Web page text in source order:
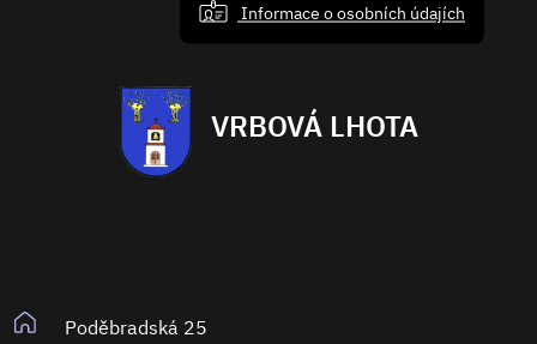
Informace o osobních údajích
VRBOVÁ LHOTA
Poděbradská 25